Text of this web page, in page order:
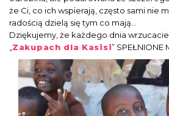
że Ci, co ich wspierają, często sami nie
radością dzielą się tym co mają…
Dziękujemy, że każdego dnia
Zakupach dla Kasisi” SPEŁNIONE